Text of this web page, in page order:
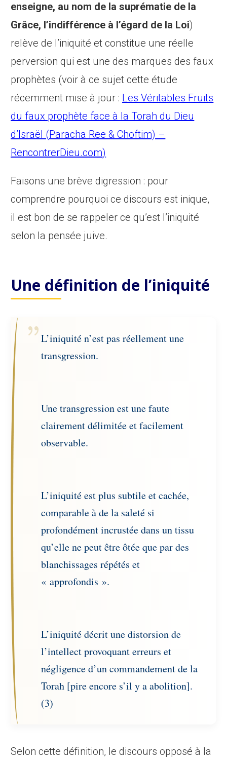
enseigne, au nom de la suprématie de la
Grâce, l’indifférence à l’égard de la Loi)
relève de l’iniquité et constitue une réelle
perversion qui est une des marques des faux
prophètes (voir à ce sujet cette étude
récemment mise à jour : Les Véritables Fruits
du faux prophète face à la Torah du Dieu
d’Israël (Paracha Ree & Choftim) –
RencontrerDieu.com)
Faisons une brève digression : pour
comprendre pourquoi ce discours est inique,
il est bon de se rappeler ce qu’est l’iniquité
selon la pensée juive.
Une définition de l’iniquité
L’iniquité n’est pas réellement une
transgression.
Une transgression est une faute
clairement délimitée et facilement
observable.
L’iniquité est plus subtile et cachée,
comparable à de la saleté si
profondément incrustée dans un tissu
qu’elle ne peut être ôtée que par des
blanchissages répétés et
« approfondis ».
L’iniquité décrit une distorsion de
l’intellect provoquant erreurs et
négligence d’un commandement de la
Torah [pire encore s’il y a abolition].
(3)
Selon cette définition, le discours opposé à la